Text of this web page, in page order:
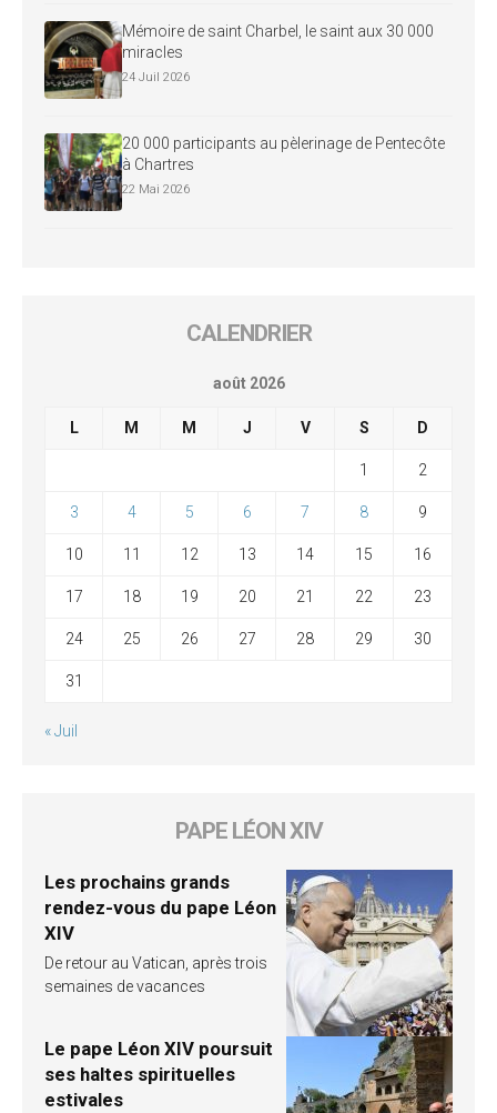
Mémoire de saint Charbel, le saint aux 30 000
miracles
24 Juil 2026
20 000 participants au pèlerinage de Pentecôte
à Chartres
22 Mai 2026
CALENDRIER
août 2026
L M M J V S D
1 2
3 4 5 6 7 8 9
10 11 12 13 14 15 16
17 18 19 20 21 22 23
24 25 26 27 28 29 30
31
« Juil
PAPE LÉON XIV
Les prochains grands
rendez-vous du pape Léon
XIV
De retour au Vatican, après trois
semaines de vacances
Le pape Léon XIV poursuit
ses haltes spirituelles
estivales